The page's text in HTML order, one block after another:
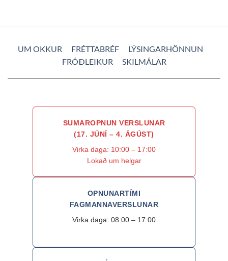
UM OKKUR FRÉTTABRÉF
LÝSINGARHÖNNUN
FRÓÐLEIKUR
SKILMÁLAR
SUMAROPNUN VERSLUNAR
(17. JÚNÍ – 4. ÁGÚST)
Virka daga: 10:00 – 17:00
Lokað um helgar
OPNUNARTÍMI
FAGMANNAVERSLUNAR
Virka daga: 08:00 – 17:00